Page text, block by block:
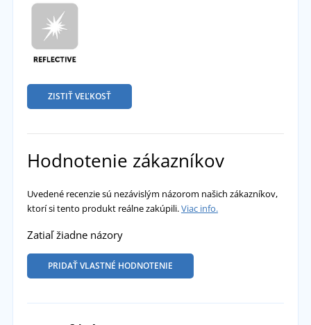
ZISTIŤ VEĽKOSŤ
Hodnotenie zákazníkov
Uvedené recenzie sú nezávislým názorom našich zákazníkov,
ktorí si tento produkt reálne zakúpili.Viac info.
Zatiaľ žiadne názory
PRIDAŤ VLASTNÉ HODNOTENIE